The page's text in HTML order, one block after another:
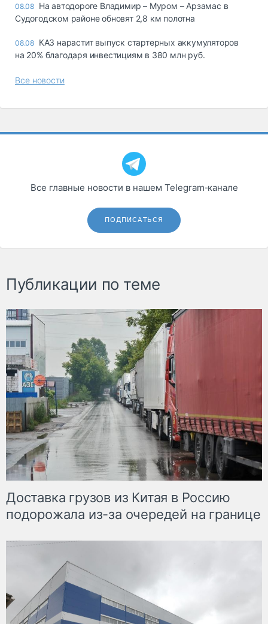
08.08 На автодороге Владимир – Муром – Арзамас в
Судогодском районе обновят 2,8 км полотна
08.08 КАЗ нарастит выпуск стартерных аккумуляторов
на 20% благодаря инвестициям в 380 млн руб.
Все новости
Все главные новости в нашем Telegram‑канале
ПОДПИСАТЬСЯ
Публикации по теме
Доставка грузов из Китая в Россию
подорожала из-за очередей на границе